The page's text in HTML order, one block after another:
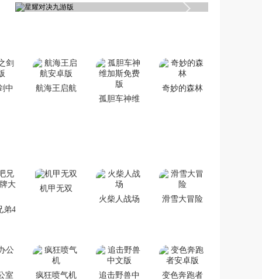
中
航海王启航
孤胆车神维
奇妙的森林
弟4
机甲无双
火柴人战场
滑雪大冒险
室
疯狂喷气机
追击野兽中
变色奔跑者